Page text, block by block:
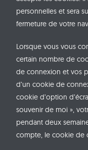
personnelles et sera
fermeture de votre
Lorsque vous vous
certain nombre de
de connexion et vos
d’un cookie de
cookie d’option
souvenir de moi »,
pendant deux
compte, le cookie de